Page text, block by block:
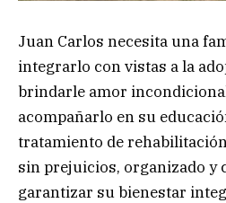
Juan Carlos necesita una
integrarlo con vistas a la
brindarle amor
acompañarlo en su
tratamiento de
sin prejuicios, organizado y
garantizar su bienestar